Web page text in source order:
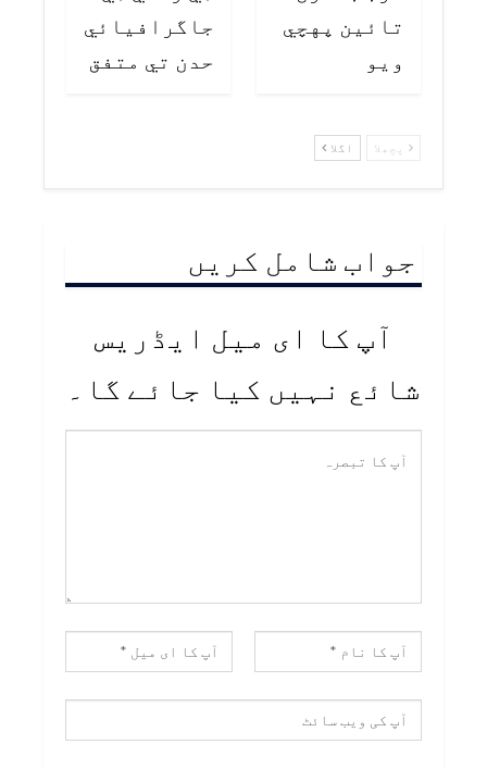
تائين پهچي
ويو
جاگرافيائي
حدن تي متفق
پچھلا اگلا
جواب شامل کریں
آپ کا ای میل ایڈریس
شائع نہیں کیا جائے گا۔